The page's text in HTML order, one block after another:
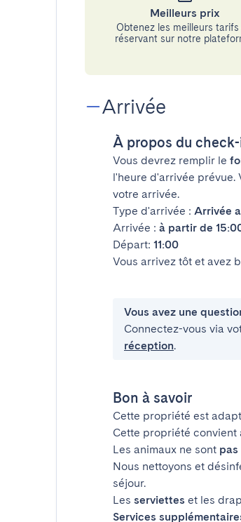
Meilleurs prix
Obtenez les meilleurs tarifs
réservant sur notre
Arrivée
À propos du
Vous devrez remplir le
l'heure d'arrivée prévue.
votre arrivée.
Type d'arrivée : Arrivée
Arrivée : à partir de
Départ: 11:00
Vous arrivez tôt et avez
Vous avez une
Connectez-vous via
réception.
Bon à savoir
Cette propriété est
Cette propriété convient
Les animaux ne sont pas
Nous nettoyons et
séjour.
Les serviettes et les
Services